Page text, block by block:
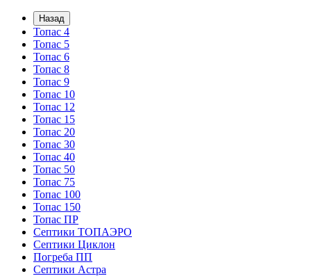
Назад
Топас 4
Топас 5
Топас 6
Топас 8
Топас 9
Топас 10
Топас 12
Топас 15
Топас 20
Топас 30
Топас 40
Топас 50
Топас 75
Топас 100
Топас 150
Топас ПР
Септики ТОПАЭРО
Септики Циклон
Погреба ПП
Септики Астра